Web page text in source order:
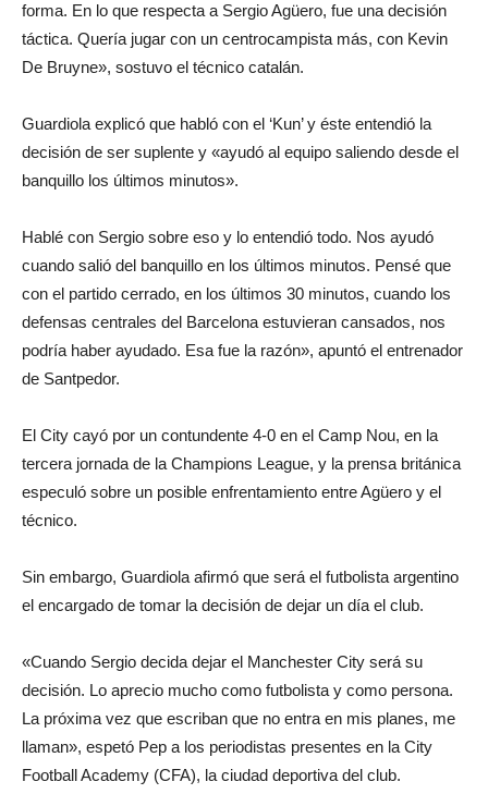
forma. En lo que respecta a Sergio Agüero, fue una decisión
táctica. Quería jugar con un centrocampista más, con Kevin
De Bruyne», sostuvo el técnico catalán.
Guardiola explicó que habló con el ‘Kun’ y éste entendió la
decisión de ser suplente y «ayudó al equipo saliendo desde el
banquillo los últimos minutos».
Hablé con Sergio sobre eso y lo entendió todo. Nos ayudó
cuando salió del banquillo en los últimos minutos. Pensé que
con el partido cerrado, en los últimos 30 minutos, cuando los
defensas centrales del Barcelona estuvieran cansados, nos
podría haber ayudado. Esa fue la razón», apuntó el entrenador
de Santpedor.
El City cayó por un contundente 4-0 en el Camp Nou, en la
tercera jornada de la Champions League, y la prensa británica
especuló sobre un posible enfrentamiento entre Agüero y el
técnico.
Sin embargo, Guardiola afirmó que será el futbolista argentino
el encargado de tomar la decisión de dejar un día el club.
«Cuando Sergio decida dejar el Manchester City será su
decisión. Lo aprecio mucho como futbolista y como persona.
La próxima vez que escriban que no entra en mis planes, me
llaman», espetó Pep a los periodistas presentes en la City
Football Academy (CFA), la ciudad deportiva del club.